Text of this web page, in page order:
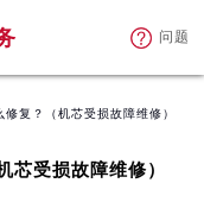
问题
复？（机芯受损故障维修）
芯受损故障维修）